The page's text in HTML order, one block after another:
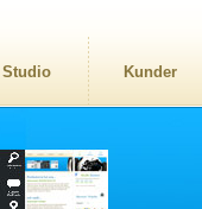
Studio Kunder